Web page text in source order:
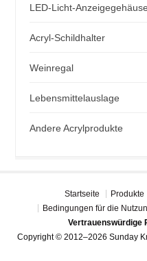
LED-Licht-Anzeigegehäuse
Acryl-Schildhalter
Weinregal
Lebensmittelauslage
Andere Acrylprodukte
Startseite Produkte
Bedingungen für die
Vertrauenswürdige
Copyright © 2012–2026 Sunday